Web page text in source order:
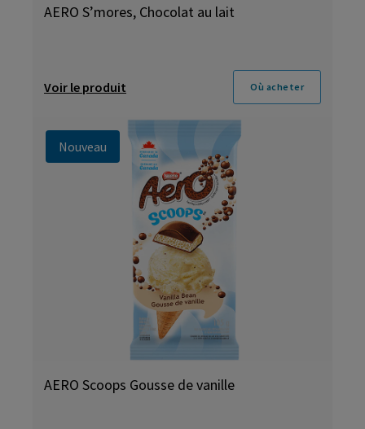
AERO S’mores, Chocolat au lait
Voir le produit Où acheter
Nouveau
AERO Scoops Gousse de vanille